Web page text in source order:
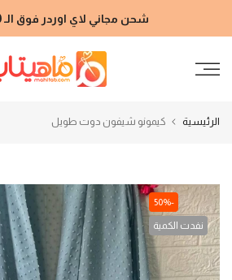
إلى
شحن مجاني لاي اوردر فوق الـ 2000 جنيه
الرئيسية كيمونو شيفون دوت طويل
-50%
نفدت الكمية